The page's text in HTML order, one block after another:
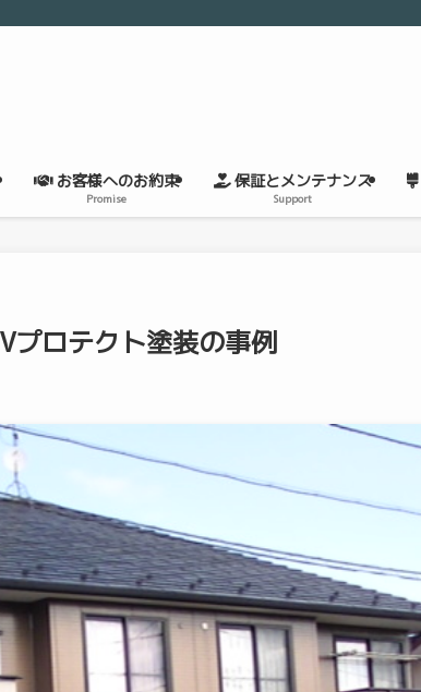
お客様へのお約束
Promise
保証とメンテナンス
Support
プロテクト塗装の事例